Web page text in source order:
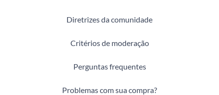
Diretrizes da comunidade
Critérios de moderação
Perguntas frequentes
Problemas com sua compra?